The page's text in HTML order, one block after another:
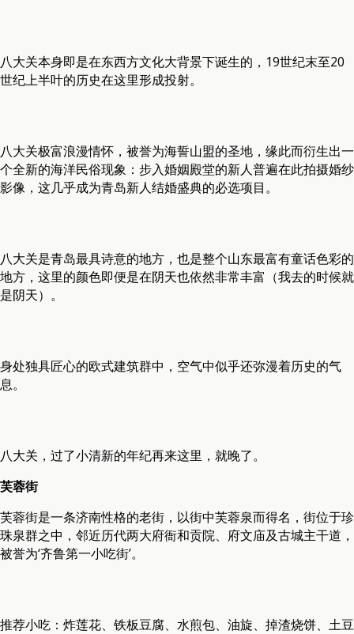
八大关本身即是在东西方文化大背景下诞生的，19世纪末至20
世纪上半叶的历史在这里形成投射。
八大关极富浪漫情怀，被誉为海誓山盟的圣地，缘此而衍生出一
个全新的海洋民俗现象：步入婚姻殿堂的新人普遍在此拍摄婚纱
影像，这几乎成为青岛新人结婚盛典的必选项目。
八大关是青岛最具诗意的地方，也是整个山东最富有童话色彩的
地方，这里的颜色即便是在阴天也依然非常丰富（我去的时候就
是阴天）。
身处独具匠心的欧式建筑群中，空气中似乎还弥漫着历史的气
息。
八大关，过了小清新的年纪再来这里，就晚了。
芙蓉街
芙蓉街是一条济南性格的老街，以街中芙蓉泉而得名，街位于珍
珠泉群之中，邻近历代两大府衙和贡院、府文庙及古城主干道，
被誉为‘齐鲁第一小吃街’。
推荐小吃：炸莲花、铁板豆腐、水煎包、油旋、掉渣烧饼、土豆